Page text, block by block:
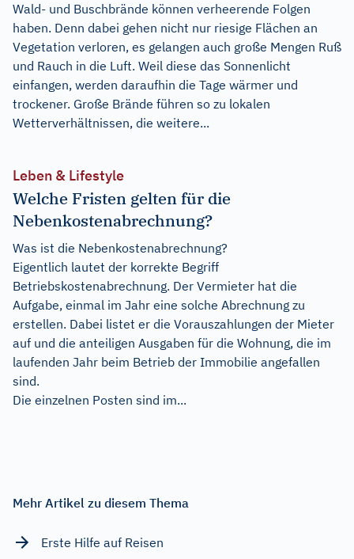
Wald- und Buschbrände können verheerende Folgen
haben. Denn dabei gehen nicht nur riesige Flächen an
Vegetation verloren, es gelangen auch große Mengen Ruß
und Rauch in die Luft. Weil diese das Sonnenlicht
einfangen, werden daraufhin die Tage wärmer und
trockener. Große Brände führen so zu lokalen
Wetterverhältnissen, die weitere...
Leben & Lifestyle
Welche Fristen gelten für die
Nebenkostenabrechnung?
Was ist die Nebenkostenabrechnung?
Eigentlich lautet der korrekte Begriff
Betriebskostenabrechnung. Der Vermieter hat die
Aufgabe, einmal im Jahr eine solche Abrechnung zu
erstellen. Dabei listet er die Vorauszahlungen der Mieter
auf und die anteiligen Ausgaben für die Wohnung, die im
laufenden Jahr beim Betrieb der Immobilie angefallen
sind.
Die einzelnen Posten sind im...
Mehr Artikel zu diesem Thema
Erste Hilfe auf Reisen